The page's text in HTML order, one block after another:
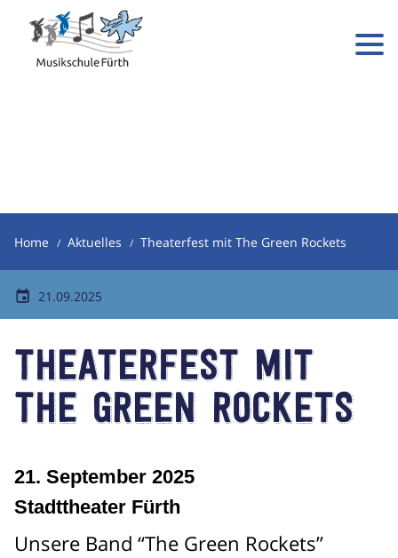
Home Aktuelles Theaterfest mit The Green Rockets
21.09.2025
Theaterfest mit
The Green Rockets
21. September 2025
Stadttheater Fürth
Unsere Band “The Green Rockets”